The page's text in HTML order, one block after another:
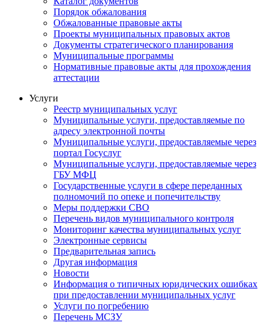
Порядок обжалования
Обжалованные правовые акты
Проекты муниципальных правовых актов
Документы стратегического планирования
Муниципальные программы
Нормативные правовые акты для прохождения
аттестации
Услуги
Реестр муниципальных услуг
Муниципальные услуги, предоставляемые по
адресу электронной почты
Муниципальные услуги, предоставляемые через
портал Госуслуг
Муниципальные услуги, предоставляемые через
ГБУ МФЦ
Государственные услуги в сфере переданных
полномочий по опеке и попечительству
Меры поддержки СВО
Перечень видов муниципального контроля
Мониторинг качества муниципальных услуг
Электронные сервисы
Предварительная запись
Другая информация
Новости
Информация о типичных юридических ошибках
при предоставлении муниципальных услуг
Услуги по погребению
Перечень МСЗУ